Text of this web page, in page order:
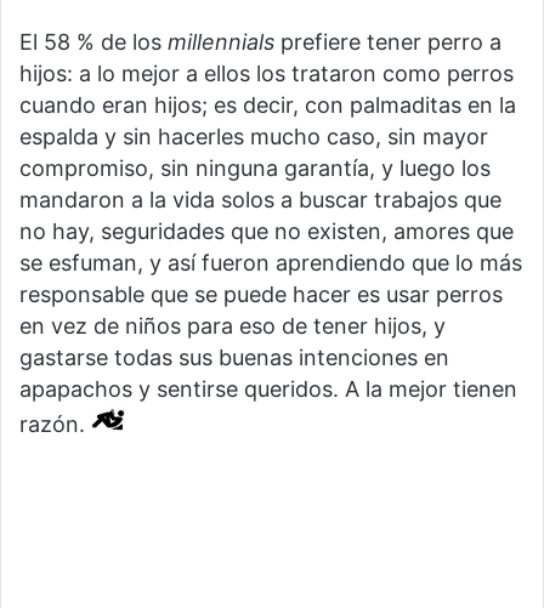
El 58 % de los millennials prefiere tener perro a
hijos: a lo mejor a ellos los trataron como perros
cuando eran hijos; es decir, con palmaditas en la
espalda y sin hacerles mucho caso, sin mayor
compromiso, sin ninguna garantía, y luego los
mandaron a la vida solos a buscar trabajos que
no hay, seguridades que no existen, amores que
se esfuman, y así fueron aprendiendo que lo más
responsable que se puede hacer es usar perros
en vez de niños para eso de tener hijos, y
gastarse todas sus buenas intenciones en
apapachos y sentirse queridos. A la mejor tienen
razón.